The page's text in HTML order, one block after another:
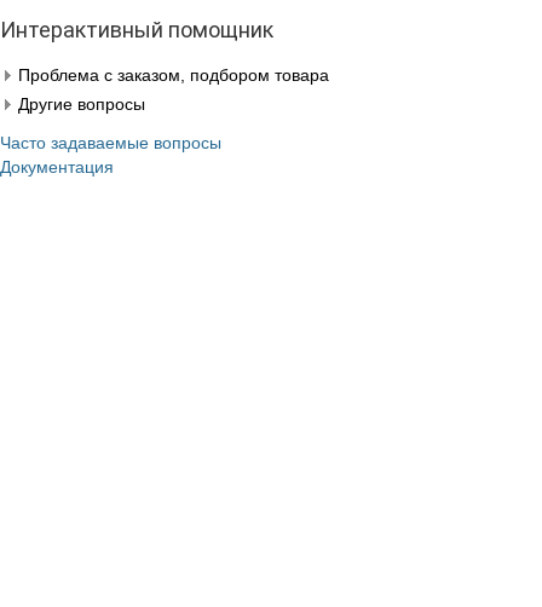
Интерактивный помощник
Проблема с заказом, подбором товара
Другие вопросы
Часто задаваемые вопросы
Документация